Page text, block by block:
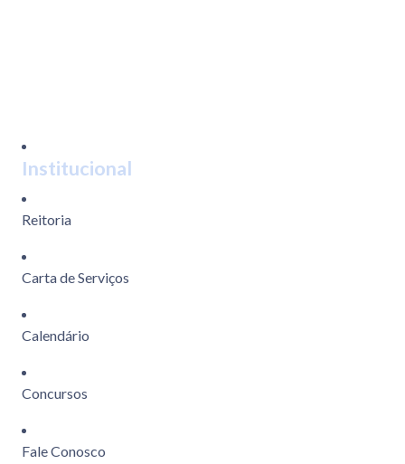
Institucional
Reitoria
Carta de Serviços
Calendário
Concursos
Fale Conosco